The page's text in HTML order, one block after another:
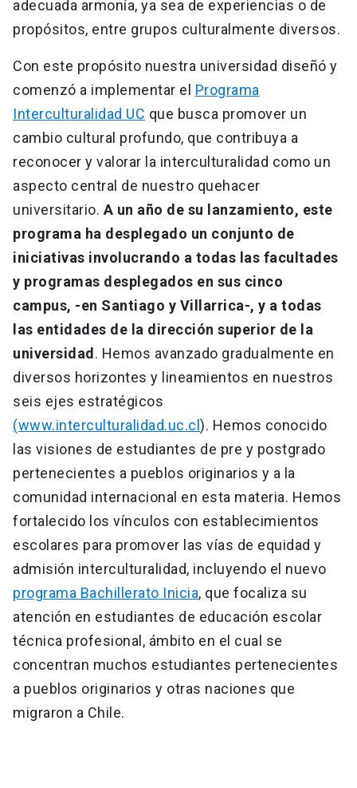
adecuada armonía, ya sea de experiencias o de
propósitos, entre grupos culturalmente diversos.
Con este propósito nuestra universidad diseñó y
comenzó a implementar el Programa
Interculturalidad UC que busca promover un
cambio cultural profundo, que contribuya a
reconocer y valorar la interculturalidad como un
aspecto central de nuestro quehacer
universitario. A un año de su lanzamiento, este
programa ha desplegado un conjunto de
iniciativas involucrando a todas las facultades
y programas desplegados en sus cinco
campus, -en Santiago y Villarrica-, y a todas
las entidades de la dirección superior de la
universidad . Hemos avanzado gradualmente en
diversos horizontes y lineamientos en nuestros
seis ejes estratégicos
(www.interculturalidad.uc.cl ). Hemos conocido
las visiones de estudiantes de pre y postgrado
pertenecientes a pueblos originarios y a la
comunidad internacional en esta materia. Hemos
fortalecido los vínculos con establecimientos
escolares para promover las vías de equidad y
admisión interculturalidad, incluyendo el nuevo
programa Bachillerato Inicia, que focaliza su
atención en estudiantes de educación escolar
técnica profesional, ámbito en el cual se
concentran muchos estudiantes pertenecientes
a pueblos originarios y otras naciones que
migraron a Chile.